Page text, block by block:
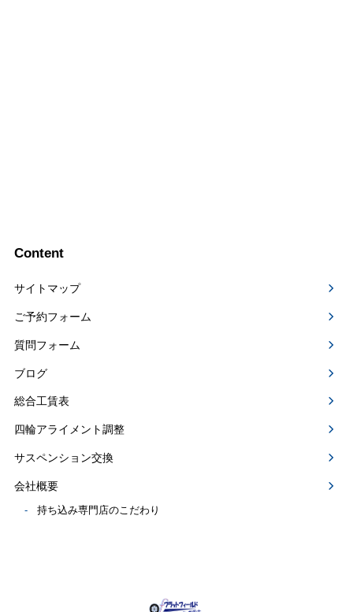
Content
サイトマップ
ご予約フォーム
質問フォーム
ブログ
総合工賃表
四輪アライメント調整
サスペンション交換
会社概要
持ち込み専門店のこだわり